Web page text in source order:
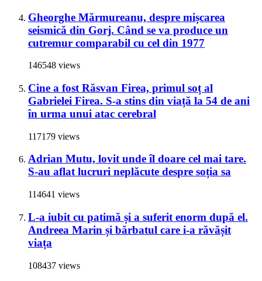
Gheorghe Mărmureanu, despre mișcarea
seismică din Gorj. Când se va produce un
cutremur comparabil cu cel din 1977
146548 views
Cine a fost Răsvan Firea, primul soț al
Gabrielei Firea. S-a stins din viață la 54 de ani
în urma unui atac cerebral
117179 views
Adrian Mutu, lovit unde îl doare cel mai tare.
S-au aflat lucruri neplăcute despre soția sa
114641 views
L-a iubit cu patimă și a suferit enorm după el.
Andreea Marin și bărbatul care i-a răvășit
viața
108437 views